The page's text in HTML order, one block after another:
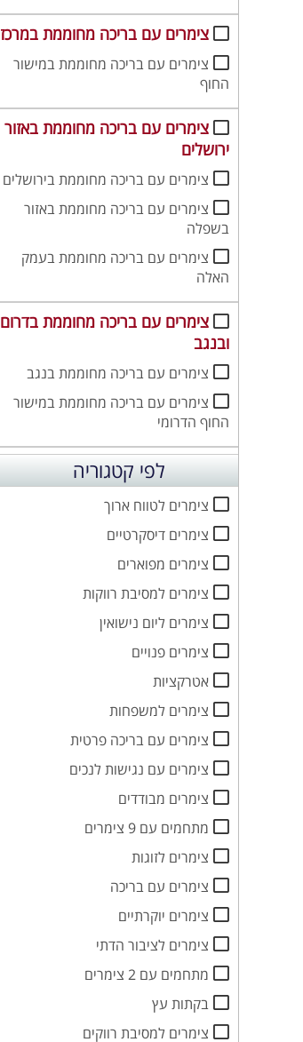
צימרים עם בריכה מחוממת במרכז
צימרים עם בריכה מחוממת במישור
החוף
צימרים עם בריכה מחוממת באזור
ירושלים
צימרים עם בריכה מחוממת בירושלים
צימרים עם בריכה מחוממת באזור
בשפלה
צימרים עם בריכה מחוממת בעמק
האלה
צימרים עם בריכה מחוממת בדרום
ובנגב
צימרים עם בריכה מחוממת בנגב
צימרים עם בריכה מחוממת במישור
החוף הדרומי
לפי קטגוריה
צימרים לטווח ארוך
צימרים דיסקרטיים
צימרים מפוארים
צימרים למסיבת רווקות
צימרים ליום נישואין
צימרים פנויים
אטרקציות
צימרים למשפחות
צימרים עם בריכה פרטית
צימרים עם נגישות לנכים
צימרים מבודדים
מתחמים עם 9 צימרים
צימרים לזוגות
צימרים עם בריכה
צימרים יוקרתיים
צימרים לציבור הדתי
מתחמים עם 2 צימרים
בקתות עץ
צימרים למסיבת רווקים